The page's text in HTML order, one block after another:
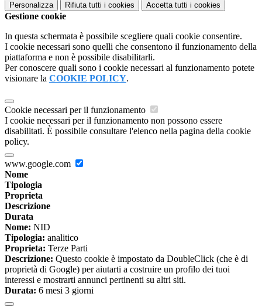
Personalizza Rifiuta tutti i cookies Accetta tutti i cookies
Gestione cookie
In questa schermata è possibile scegliere quali cookie consentire.
I cookie necessari sono quelli che consentono il funzionamento della
piattaforma e non è possibile disabilitarli.
Per conoscere quali sono i cookie necessari al funzionamento potete
visionare la COOKIE POLICY.
Cookie necessari per il funzionamento
I cookie necessari per il funzionamento non possono essere
disabilitati. È possibile consultare l'elenco nella pagina della cookie
policy.
www.google.com
Nome
Tipologia
Proprieta
Descrizione
Durata
Nome: NID
Tipologia: analitico
Proprieta: Terze Parti
Descrizione: Questo cookie è impostato da DoubleClick (che è di
proprietà di Google) per aiutarti a costruire un profilo dei tuoi
interessi e mostrarti annunci pertinenti su altri siti.
Durata: 6 mesi 3 giorni